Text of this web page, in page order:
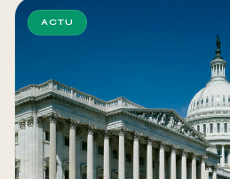
ACTU